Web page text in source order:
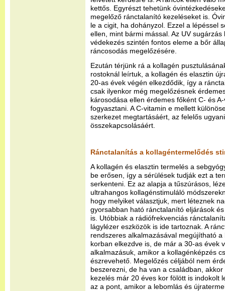
kettős. Egyrészt tehetünk
megelőző ránctalanító kezeléseket is.
le a cigit, ha dohányzol. Ezzel a lépéssel
ellen, mint bármi mással. Az UV
védekezés szintén fontos eleme a bőr
ráncosodás megelőzésére.
Ezután térjünk rá a kollagén
rostoknál leírtuk, a kollagén és elasztin
20-as évek végén elkezdődik, így a
csak ilyenkor még megelőzésnek
károsodása ellen érdemes főként C- és
fogyasztani. A C-vitamin e mellett
szerkezet megtartásáért, az felelős
összekapcsolásáért.
Ránctalanítás a kollagéntermelődés
A kollagén és elasztin termelés a
be erősen, így a sérülések tudják ezt a
serkenteni. Ez az alapja a tűszúrásos,
ultrahangos kollagénstimuláló
hogy melyiket választjuk, mert léteznek
gyorsabban ható ránctalanító eljárások
is. Utóbbiak a rádiófrekvenciás
lágylézer eszközök is ide tartoznak. A
rendszeres alkalmazásával megújítható
korban elkezdve is, de már a 30-as évek
alkalmazásuk, amikor a kollagénképzés
észrevehető. Megelőzés céljából nem
beszerezni, de ha van a családban,
kezelés már 20 éves kor fölött is indokolt
az a pont, amikor a lebomlás és